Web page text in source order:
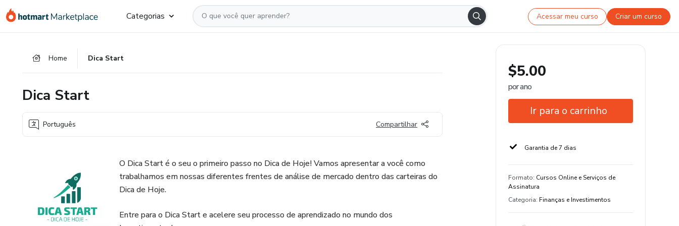
para
para
para
Categorias Acessar meu curso Criar um curso
Home Dica Start
Dica Start
Português Compartilhar
O Dica Start é o seu o primeiro passo no Dica de Hoje! Vamos apresentar a você como
trabalhamos em nossas diferentes frentes de análise de mercado dentro das carteiras do
Dica de Hoje.
Entre para o Dica Start e acelere seu processo de aprendizado no mundo dos
$5.00
por ano
Ir para o carrinho
Garantia de 7 dias
Formato: Cursos Online e Serviços de
Assinatura
Categoria: Finanças e Investimentos